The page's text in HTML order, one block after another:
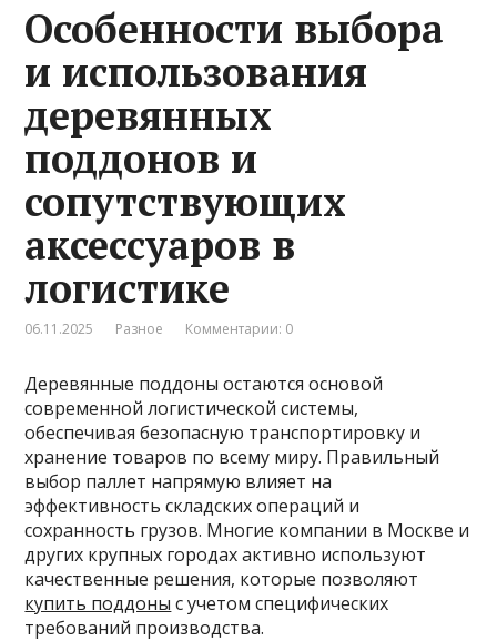
Особенности выбора
и использования
деревянных
поддонов и
сопутствующих
аксессуаров в
логистике
06.11.2025 Разное Комментарии: 0
Деревянные поддоны остаются основой
современной логистической системы,
обеспечивая безопасную транспортировку и
хранение товаров по всему миру. Правильный
выбор паллет напрямую влияет на
эффективность складских операций и
сохранность грузов. Многие компании в Москве и
других крупных городах активно используют
качественные решения, которые позволяют
купить поддоны с учетом специфических
требований производства.